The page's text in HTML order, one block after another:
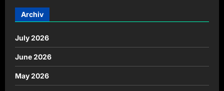
Archiv
July 2026
June 2026
May 2026